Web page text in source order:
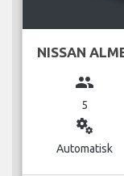
NISSAN
group
5
miscellaneous_services
Automatisk